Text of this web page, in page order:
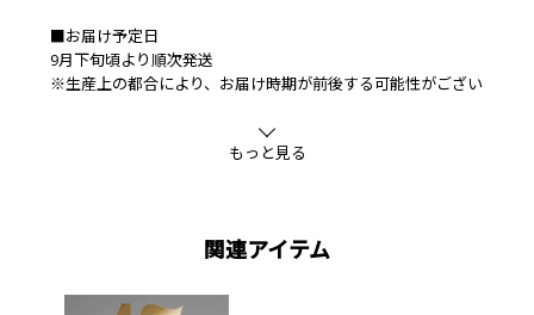
■お届け予定日
9月下旬頃より順次発送
※生産上の都合により、お届け時期が前後する可能性がござい
もっと見る
関連アイテム